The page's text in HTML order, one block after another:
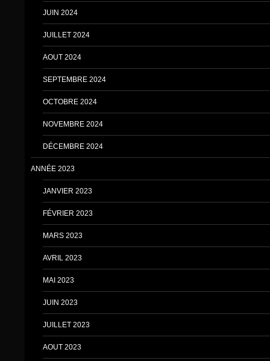
JUIN 2024
JUILLET 2024
AOUT 2024
SEPTEMBRE 2024
OCTOBRE 2024
NOVEMBRE 2024
DÉCEMBRE 2024
ANNÉE 2023
JANVIER 2023
FÉVRIER 2023
MARS 2023
AVRIL 2023
MAI 2023
JUIN 2023
JUILLET 2023
AOUT 2023